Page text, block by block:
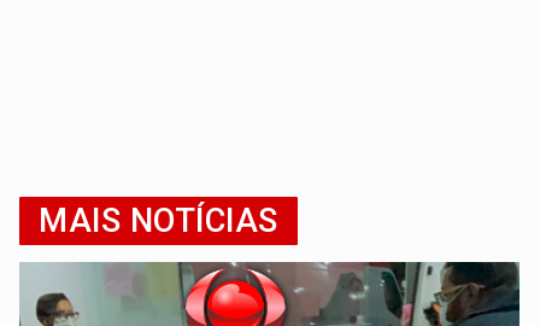
MAIS NOTÍCIAS